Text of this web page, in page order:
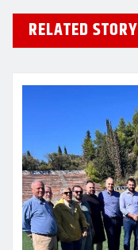
RELATED STORY